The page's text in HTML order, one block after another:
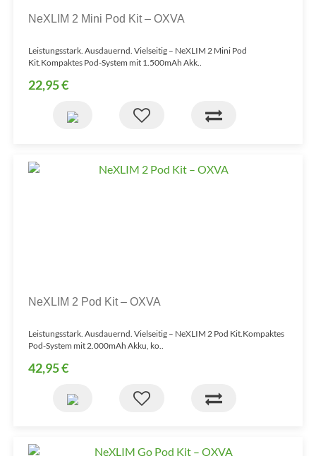
NeXLIM 2 Mini Pod Kit – OXVA
Leistungsstark. Ausdauernd. Vielseitig – NeXLIM 2 Mini Pod
Kit.Kompaktes Pod-System mit 1.500mAh Akk..
22,95 €
NeXLIM 2 Pod Kit – OXVA
Leistungsstark. Ausdauernd. Vielseitig – NeXLIM 2 Pod Kit.Kompaktes
Pod-System mit 2.000mAh Akku, ko..
42,95 €